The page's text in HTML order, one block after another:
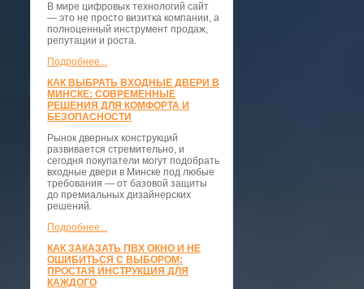
В мире цифровых технологий сайт
— это не просто визитка компании, а
полноценный инструмент продаж,
репутации и роста.
Подробнее...
КАК ВЫБРАТЬ ВХОДНЫЕ ДВЕРИ В
МИНСКЕ: СОВРЕМЕННЫЕ
РЕШЕНИЯ ДЛЯ КОМФОРТА И
БЕЗОПАСНОСТИ
Рынок дверных конструкций
развивается стремительно, и
сегодня покупатели могут подобрать
входные двери в Минске под любые
требования — от базовой защиты
до премиальных дизайнерских
решений.
Подробнее...
КАК ЗАКАЗАТЬ ПВХ ОКНО И НЕ
ОШИБИТЬСЯ С ВЫБОРОМ:
ПРОСТАЯ ИНСТРУКЦИЯ ДЛЯ
КАЖДОГО